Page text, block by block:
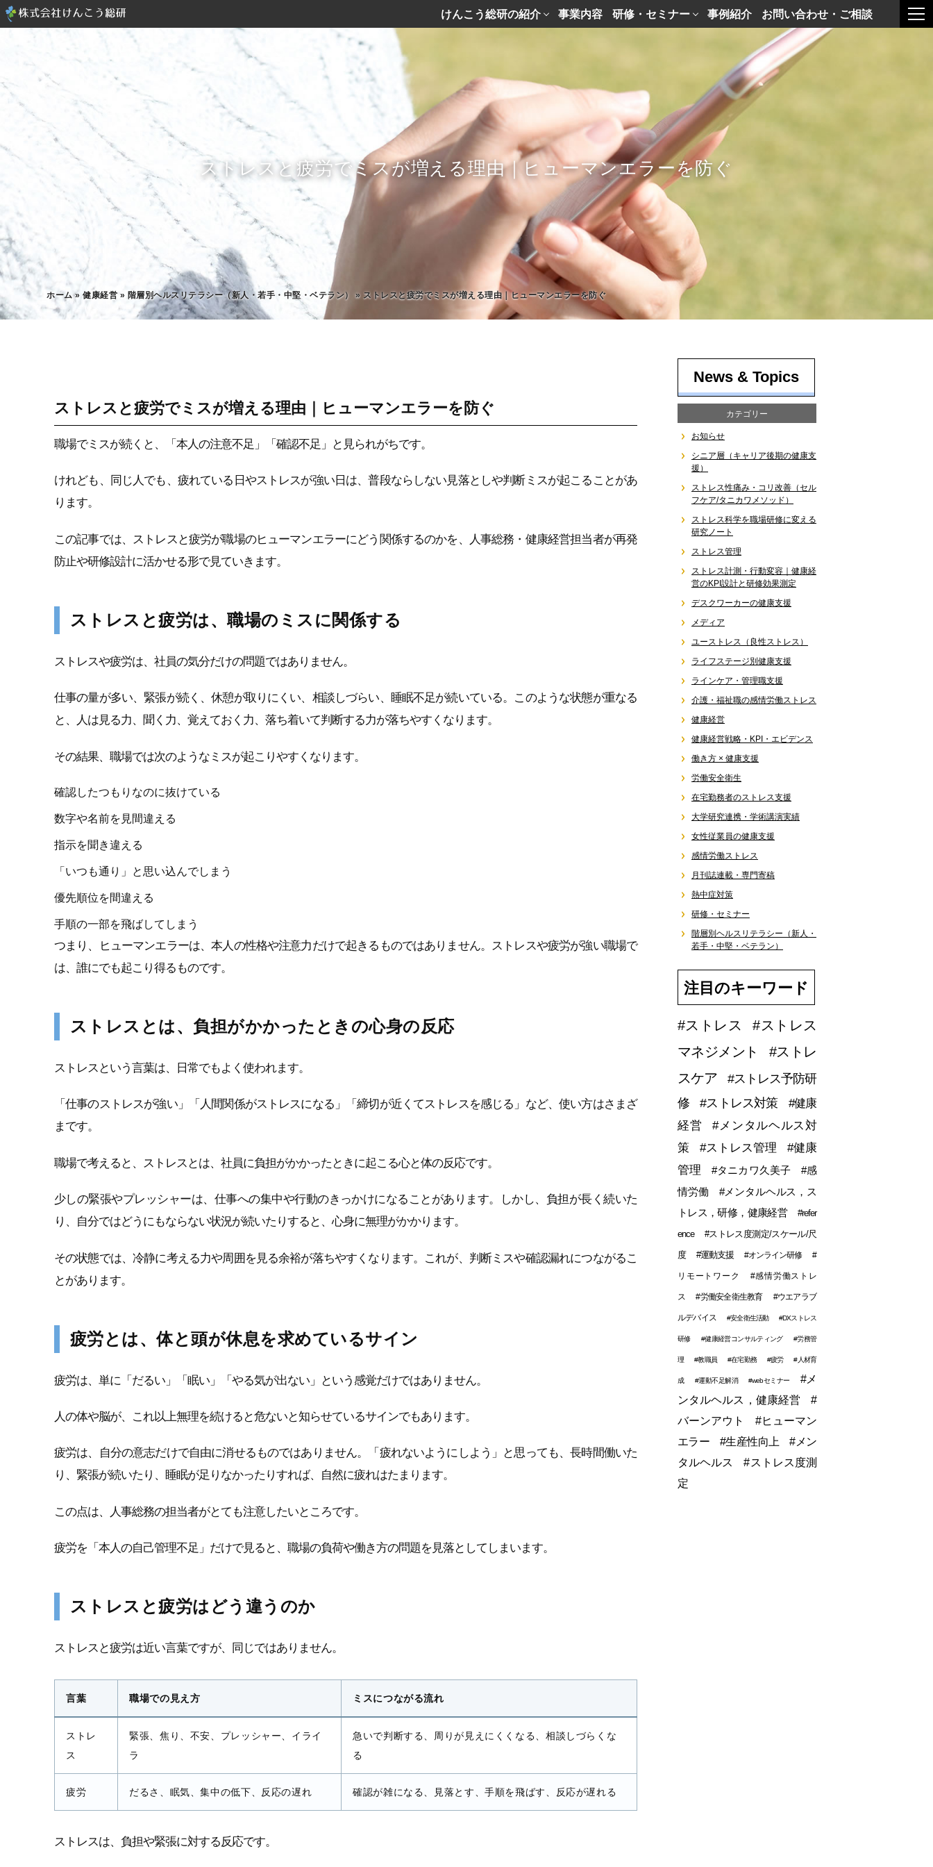
けんこう総研の紹介 事業内容 研修・セミナー 事例紹介 お問い合わせ・ご相談
ストレスと疲労でミスが増える理由｜ヒューマンエラーを防ぐ
ホーム»健康経営 » 階層別ヘルスリテラシー（新人・若手・中堅・ベテラン） » ストレスと疲労でミスが増える理由｜ヒューマンエラーを防ぐ
ストレスと疲労でミスが増える理由｜ヒューマンエラーを防ぐ
職場でミスが続くと、「本人の注意不足」「確認不足」と見られがちです。
けれども、同じ人でも、疲れている日やストレスが強い日は、普段ならしない見落としや判断ミスが起こることがあ
ります。
この記事では、ストレスと疲労が職場のヒューマンエラーにどう関係するのかを、人事総務・健康経営担当者が再発
防止や研修設計に活かせる形で見ていきます。
ストレスと疲労は、職場のミスに関係する
ストレスや疲労は、社員の気分だけの問題ではありません。
仕事の量が多い、緊張が続く、休憩が取りにくい、相談しづらい、睡眠不足が続いている。このような状態が重なる
と、人は見る力、聞く力、覚えておく力、落ち着いて判断する力が落ちやすくなります。
その結果、職場では次のようなミスが起こりやすくなります。
確認したつもりなのに抜けている
数字や名前を見間違える
指示を聞き違える
「いつも通り」と思い込んでしまう
優先順位を間違える
手順の一部を飛ばしてしまう
つまり、ヒューマンエラーは、本人の性格や注意力だけで起きるものではありません。ストレスや疲労が強い職場で
は、誰にでも起こり得るものです。
ストレスとは、負担がかかったときの心身の反応
ストレスという言葉は、日常でもよく使われます。
「仕事のストレスが強い」「人間関係がストレスになる」「締切が近くてストレスを感じる」など、使い方はさまざ
まです。
職場で考えると、ストレスとは、社員に負担がかかったときに起こる心と体の反応です。
少しの緊張やプレッシャーは、仕事への集中や行動のきっかけになることがあります。しかし、負担が長く続いた
り、自分ではどうにもならない状況が続いたりすると、心身に無理がかかります。
その状態では、冷静に考える力や周囲を見る余裕が落ちやすくなります。これが、判断ミスや確認漏れにつながるこ
とがあります。
疲労とは、体と頭が休息を求めているサイン
疲労は、単に「だるい」「眠い」「やる気が出ない」という感覚だけではありません。
人の体や脳が、これ以上無理を続けると危ないと知らせているサインでもあります。
疲労は、自分の意志だけで自由に消せるものではありません。「疲れないようにしよう」と思っても、長時間働いた
り、緊張が続いたり、睡眠が足りなかったりすれば、自然に疲れはたまります。
この点は、人事総務の担当者がとても注意したいところです。
疲労を「本人の自己管理不足」だけで見ると、職場の負荷や働き方の問題を見落としてしまいます。
ストレスと疲労はどう違うのか
ストレスと疲労は近い言葉ですが、同じではありません。
言葉 職場での見え方 ミスにつながる流れ
ストレ
ス
緊張、焦り、不安、プレッシャー、イライ
ラ
急いで判断する、周りが見えにくくなる、相談しづらくな
る
疲労 だるさ、眠気、集中の低下、反応の遅れ 確認が雑になる、見落とす、手順を飛ばす、反応が遅れる
ストレスは、負担や緊張に対する反応です。
News & Topics
カテゴリー
お知らせ
シニア層（キャリア後期の健康支
援）
ストレス性痛み・コリ改善（セル
フケア/タニカワメソッド）
ストレス科学を職場研修に変える
研究ノート
ストレス管理
ストレス計測・行動変容｜健康経
営のKPI設計と研修効果測定
デスクワーカーの健康支援
メディア
ユーストレス（良性ストレス）
ライフステージ別健康支援
ラインケア・管理職支援
介護・福祉職の感情労働ストレス
健康経営
健康経営戦略・KPI・エビデンス
働き方 × 健康支援
労働安全衛生
在宅勤務者のストレス支援
大学研究連携・学術講演実績
女性従業員の健康支援
感情労働ストレス
月刊誌連載・専門寄稿
熱中症対策
研修・セミナー
階層別ヘルスリテラシー（新人・
若手・中堅・ベテラン）
注目のキーワード
#ストレス
#ストレス
マネジメント
#ストレ
スケア
#ストレス予防研
修
#ストレス対策
#健康
経営
#メンタルヘルス対
策
#ストレス管理
#健康
管理
#タニカワ久美子
#感
情労働
#メンタルヘルス，ス
トレス，研修，健康経営
#refer
ence
#ストレス度測定/スケール/尺
度
#運動支援 #オンライン研修 #
リモートワーク #感情労働ストレ
ス #労働安全衛生教育 #ウエアラブ
ルデバイス #安全衛生活動 #DXストレス
研修 #健康経営コンサルティング #労務管
理 #教職員 #在宅勤務 #疲労 #人材育
成 #運動不足解消 #webセミナー
#メ
ンタルヘルス，健康経営
#
バーンアウト
#ヒューマン
エラー
#生産性向上
#メン
タルヘルス
#ストレス度測
定